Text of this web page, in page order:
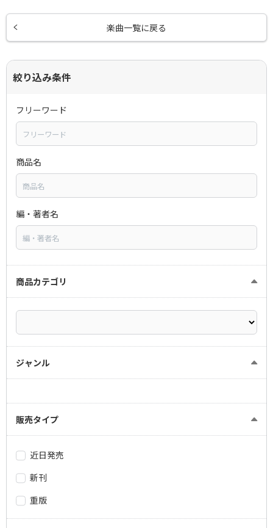
楽曲一覧に戻る
絞り込み条件
フリーワード
商品名
編・著者名
商品カテゴリ
ジャンル
販売タイプ
近日発売
新刊
重版